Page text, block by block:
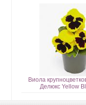
Виола
Делюкс Yellow